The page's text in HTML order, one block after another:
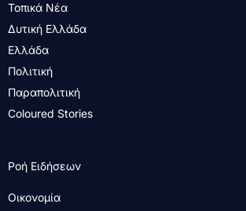
Τοπικά Νέα
Δυτική Ελλάδα
Ελλάδα
Πολιτική
Παραπολιτική
Coloured Stories
Ροή Ειδήσεων
Οικονομία